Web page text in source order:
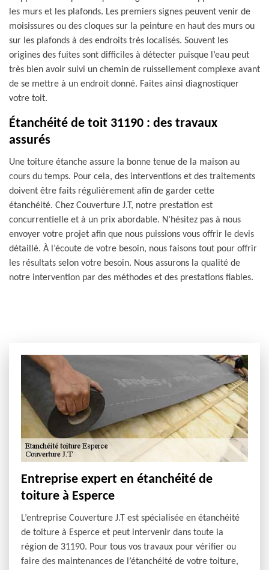
les murs et les plafonds. Les premiers signes peuvent venir de
moisissures ou des cloques sur la peinture en haut des murs ou
sur les plafonds à des endroits très localisés. Souvent les
origines des fuites sont difficiles à détecter puisque l’eau peut
très bien avoir suivi un chemin de ruissellement complexe avant
de se mettre à un endroit donné. Faites ainsi diagnostiquer
votre toit.
Étanchéité de toit 31190 : des travaux
assurés
Une toiture étanche assure la bonne tenue de la maison au
cours du temps. Pour cela, des interventions et des traitements
doivent être faits régulièrement afin de garder cette
étanchéité. Chez Couverture J.T, notre prestation est
concurrentielle et à un prix abordable. N’hésitez pas à nous
envoyer votre projet afin que nous puissions vous offrir le devis
détaillé. À l’écoute de votre besoin, nous faisons tout pour offrir
les résultats selon votre besoin. Nous assurons la qualité de
notre intervention par des méthodes et des prestations fiables.
Entreprise expert en étanchéité de
toiture à Esperce
L’entreprise Couverture J.T est spécialisée en étanchéité
de toiture à Esperce et peut intervenir dans toute la
région de 31190. Pour tous vos travaux pour vérifier ou
faire des maintenances de l’étanchéité de votre toiture,